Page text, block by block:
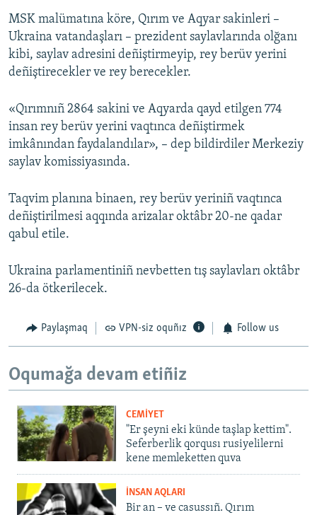
MSK malümatına köre, Qırım ve Aqyar sakinleri –
Ukraina vatandaşları – prezident saylavlarında olğanı
kibi, saylav adresini deñiştirmeyip, rey berüv yerini
deñiştirecekler ve rey berecekler.
«Qırımnıñ 2864 sakini ve Aqyarda qayd etilgen 774
insan rey berüv yerini vaqtınca deñiştirmek
imkânından faydalandılar», – dep bildirdiler Merkeziy
saylav komissiyasında.
Taqvim planına binaen, rey berüv yeriniñ vaqtınca
deñiştirilmesi aqqında arizalar oktâbr 20-ne qadar
qabul etile.
Ukraina parlamentiniñ nevbetten tış saylavları oktâbr
26-da ötkerilecek.
Paylaşmaq VPN-siz oquñız Follow us
Oqumağa devam etiñiz
CEMİYET
"Er şeyni eki künde taşlap kettim".
Seferberlik qorqusı rusiyelilerni
kene memleketten quva
İNSAN AQLARI
Bir an – ve casussıñ. Qırım